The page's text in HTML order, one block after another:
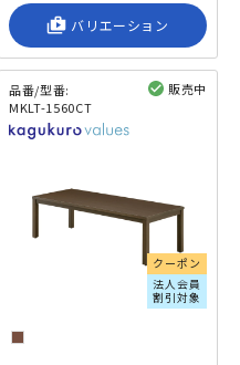
shop_2 バリエーション
品番/型番:
MKLT-1560CT
販売中
クーポン
法人会員
割引対象